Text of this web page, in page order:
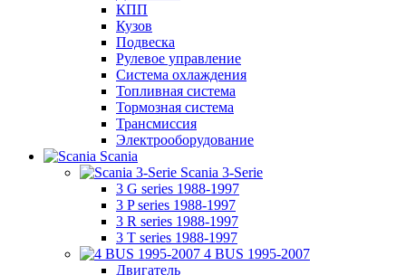
КПП
Кузов
Подвеска
Рулевое управление
Система охлаждения
Топливная система
Тормозная система
Трансмиссия
Электрооборудование
Scania
Scania 3-Serie
3 G series 1988-1997
3 P series 1988-1997
3 R series 1988-1997
3 T series 1988-1997
4 BUS 1995-2007
Двигатель